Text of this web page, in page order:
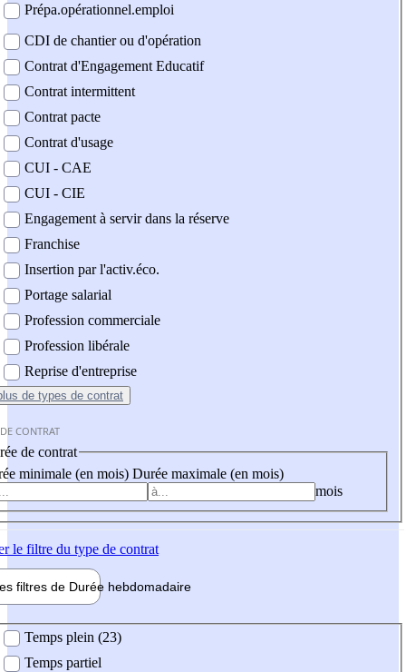
Prépa.opérationnel.emploi
CDI de chantier ou d'opération
Contrat d'Engagement Educatif
Contrat intermittent
Contrat pacte
Contrat d'usage
CUI - CAE
CUI - CIE
Engagement à servir dans la réserve
Franchise
Insertion par l'activ.éco.
Portage salarial
Profession commerciale
Profession libérale
Reprise d'entreprise
de types de contrat
CONTRAT
de contrat
minimale (en mois) Durée maximale (en mois)
mois
le filtre du type de contrat
filtres de Durée hebdomadaire
Temps plein (23)
Temps partiel